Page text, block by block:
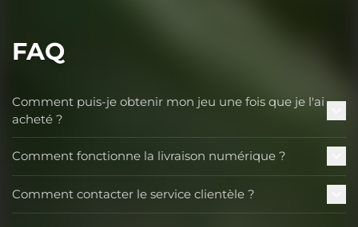
FAQ
Comment puis-je obtenir mon jeu une fois que je l'ai
acheté ?
Comment fonctionne la livraison numérique ?
Comment contacter le service clientèle ?